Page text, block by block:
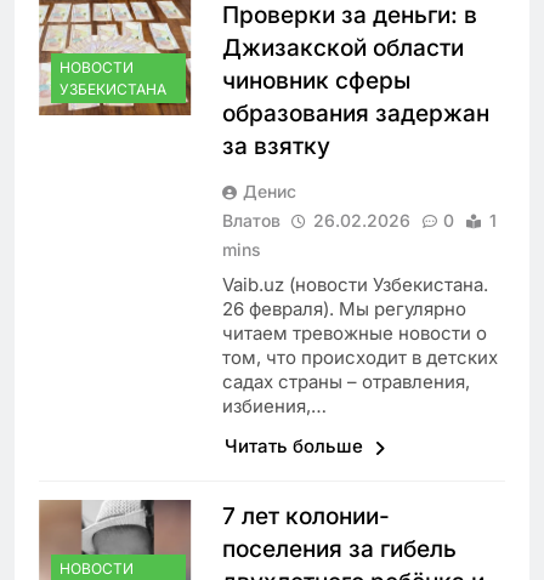
НОВОСТИ
УЗБЕКИСТАНА
Проверки за деньги: в
Джизакской области
чиновник сферы
образования задержан
за взятку
Денис
Влатов
26.02.2026 0
1
mins
Vaib.uz (новости Узбекистана.
26 февраля). Мы регулярно
читаем тревожные новости о
том, что происходит в детских
садах страны – отравления,
избиения,…
Читать больше
НОВОСТИ
7 лет колонии-
поселения за гибель